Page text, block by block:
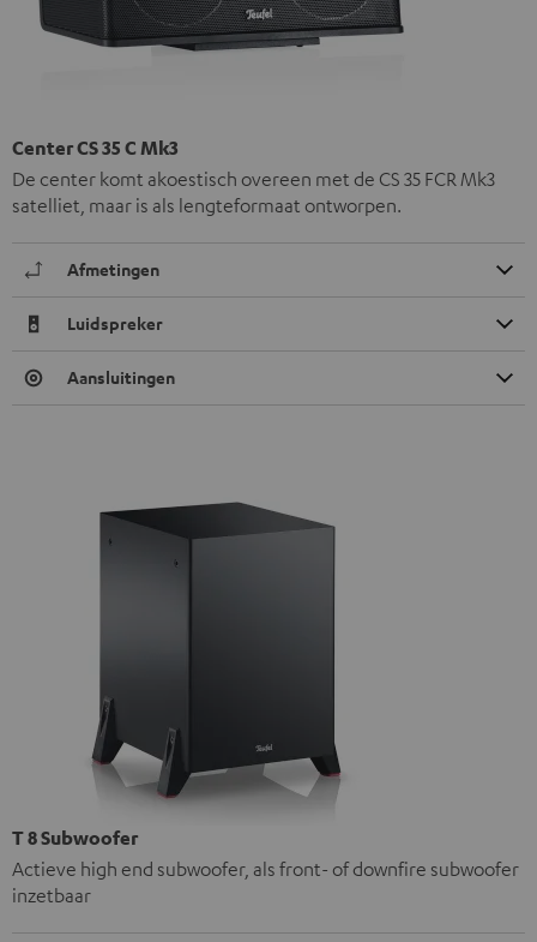
Center CS 35 C Mk3
De center komt akoestisch overeen met de CS 35 FCR Mk3
satelliet, maar is als lengteformaat ontworpen.
Afmetingen
Luidspreker
Aansluitingen
T 8 Subwoofer
Actieve high end subwoofer, als front- of downfire subwoofer
inzetbaar